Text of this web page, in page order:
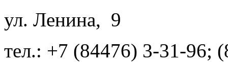
ул. Ленина, 9
тел.: +7 (84476) 3-31-96;